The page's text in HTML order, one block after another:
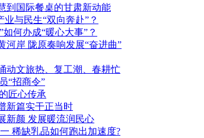
到国际餐桌的甘肃新动能
与民生“双向奔赴”？
何办成“暖心大事”？
河岸 陇原奏响发展“奋进曲”
动文旅热、复工潮、春耕忙
“招商令”
匠心传承
新篇实干正当时
新颜 发展暖流润民心
稀缺乳品如何跑出加速度?